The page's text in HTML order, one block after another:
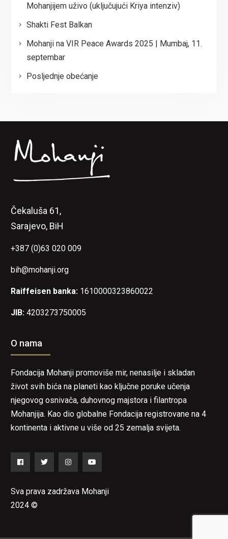
Mohanjijem uživo (uključujući Kriya intenziv)
Shakti Fest Balkan
Mohanji na VIR Peace Awards 2025 | Mumbaj, 11.
septembar
Posljednje obećanje
Čekaluša 61,
Sarajevo, BiH
+387 (0)63 020 009
bih@mohanji.org
Raiffeisen banka: 1610000323860022
JIB: 4203273750005
O nama
Fondacija Mohanji promoviše mir, nenasilje i skladan
život svih bića na planeti kao ključne poruke učenja
njegovog osnivača, duhovnog majstora i filantropa
Mohanjija. Kao dio globalne Fondacija registrovane na 4
kontinenta i aktivne u više od 25 zemalja svijeta.
Sva prava zadržava Mohanji
2024 ©